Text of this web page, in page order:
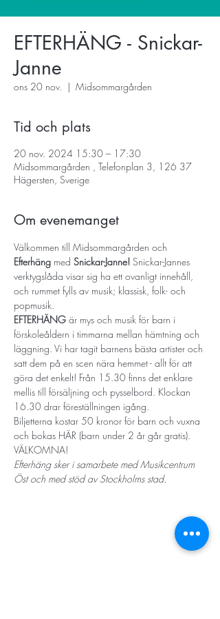
EFTERHÄNG - Snickar-
Janne
ons 20 nov.
  |
Midsommargården
Tid och plats
20 nov. 2024 15:30 – 17:30
Midsommargården , Telefonplan 3, 126 37
Hägersten, Sverige
Om evenemanget
Välkommen till Midsommargården och
Efterhäng med Snickar-Janne! Snickar-Jannes
verktygslåda visar sig ha ett ovanligt innehåll,
och rummet fylls av musik; klassisk, folk- och
popmusik.
EFTERHÄNG är mys och musik för barn i
förskoleåldern i timmarna mellan hämtning och
läggning. Vi har tagit barnens bästa artister och
satt dem på en scen nära hemmet - allt för att
göra det enkelt! Från 15.30 finns det enklare
mellis till försäljning och pysselbord. Klockan
16.30 drar föreställningen igång.
Biljetterna kostar 50 kronor för barn och vuxna
och bokas HÄR (barn under 2 år går gratis).
VÄLKOMNA!
Efterhäng sker i samarbete med Musikcentrum
Öst och med stöd av Stockholms stad.